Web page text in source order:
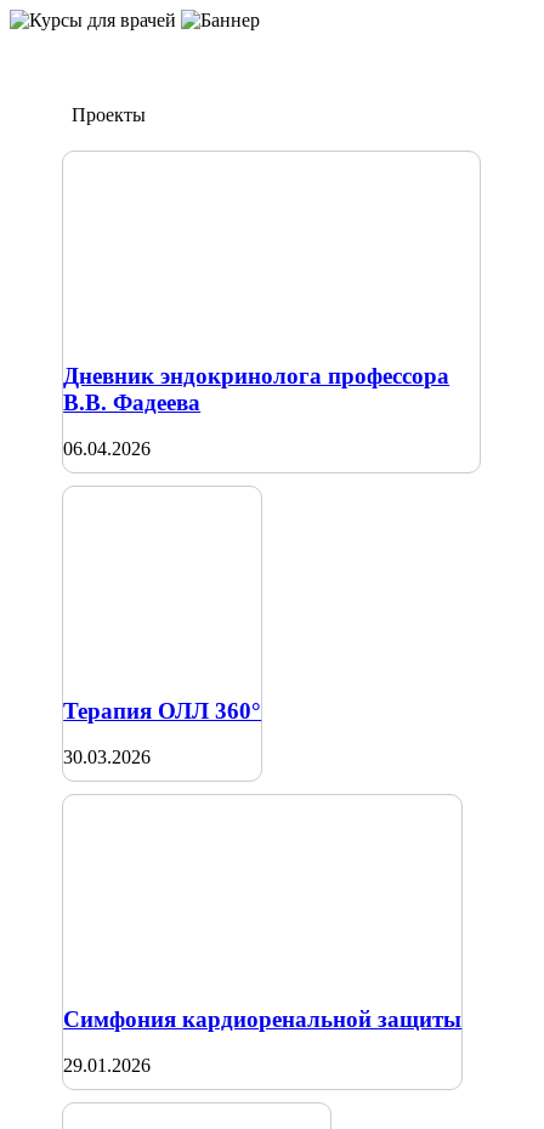
Проекты
Дневник эндокринолога профессора
В.В. Фадеева
06.04.2026
Терапия ОЛЛ 360°
30.03.2026
Симфония кардиоренальной защиты
29.01.2026